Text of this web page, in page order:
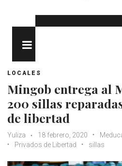
LOCALES
Mingob entrega al
200 sillas
de libertad
Yuliza 18 febrero, 2020
Privados de Libertad
sillas